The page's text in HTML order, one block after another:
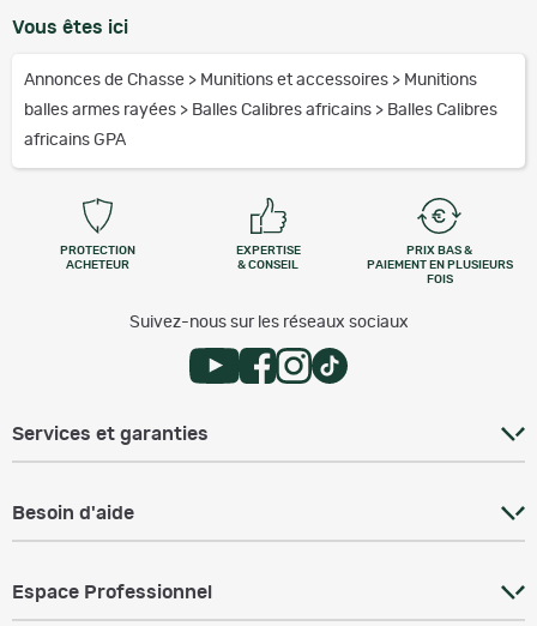
Vous êtes ici
Annonces de Chasse > Munitions et accessoires > Munitions
balles armes rayées > Balles Calibres africains > Balles Calibres
africains GPA
PROTECTION
ACHETEUR
EXPERTISE
& CONSEIL
PRIX BAS &
PAIEMENT EN PLUSIEURS
FOIS
Suivez-nous sur les réseaux sociaux
Services et garanties
Besoin d'aide
Espace Professionnel